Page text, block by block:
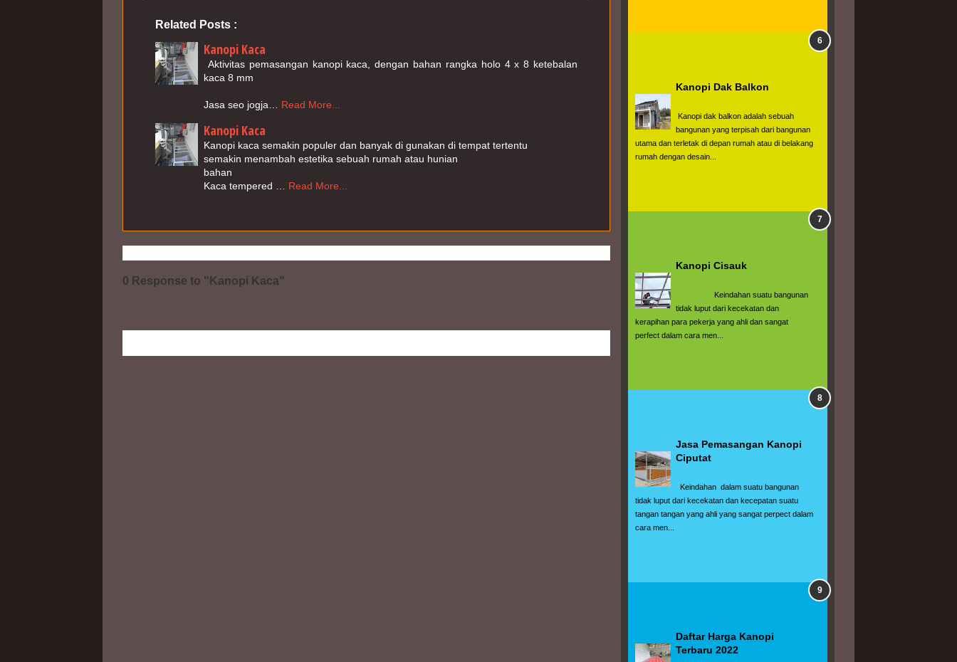
Related Posts :
Kanopi Kaca
Aktivitas pemasangan kanopi kaca, dengan bahan rangka holo 4 x 8 ketebalan
kaca 8 mm
Jasa seo jogja… Read More...
Kanopi Kaca
Kanopi kaca semakin populer dan banyak di gunakan di tempat tertentu
semakin menambah estetika sebuah rumah atau hunian
bahan
Kaca tempered …
Read More...
0 Response to "Kanopi Kaca"
Kanopi Dak Balkon
Kanopi dak balkon adalah sebuah
bangunan yang terpisah dari bangunan
utama dan terletak di depan rumah atau di belakang
rumah dengan desain...
Kanopi Cisauk
Keindahan suatu bangunan
tidak luput dari kecekatan dan
kerapihan para pekerja yang ahli dan sangat
perfect dalam cara men...
Jasa Pemasangan Kanopi
Ciputat
Keindahan  dalam suatu bangunan
tidak luput dari kecekatan dan kecepatan suatu
tangan tangan yang ahli yang sangat perpect dalam
cara men...
Daftar Harga Kanopi
Terbaru 2022